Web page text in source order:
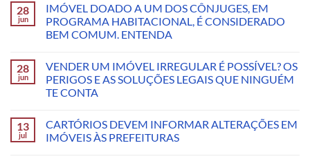
28
jun
IMÓVEL DOADO A UM DOS CÔNJUGES, EM
PROGRAMA HABITACIONAL, É CONSIDERADO
BEM COMUM. ENTENDA
28
jun
VENDER UM IMÓVEL IRREGULAR É POSSÍVEL? OS
PERIGOS E AS SOLUÇÕES LEGAIS QUE NINGUÉM
TE CONTA
13
jul
CARTÓRIOS DEVEM INFORMAR ALTERAÇÕES EM
IMÓVEIS ÀS PREFEITURAS